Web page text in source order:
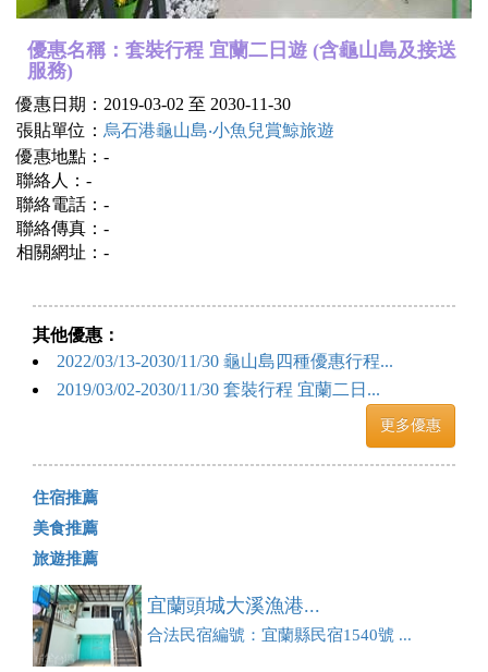
優惠名稱：套裝行程 宜蘭二日遊 (含龜山島及接送
服務)
優惠日期：2019-03-02 至 2030-11-30
張貼單位： 烏石港龜山島‧小魚兒賞鯨旅遊
優惠地點：-
聯絡人：-
聯絡電話：-
聯絡傳真：-
相關網址：-
其他優惠：
2022/03/13-2030/11/30 龜山島四種優惠行程...
2019/03/02-2030/11/30 套裝行程 宜蘭二日...
更多優惠
住宿推薦
美食推薦
旅遊推薦
宜蘭頭城大溪漁港...
合法民宿編號：宜蘭縣民宿1540號 ...